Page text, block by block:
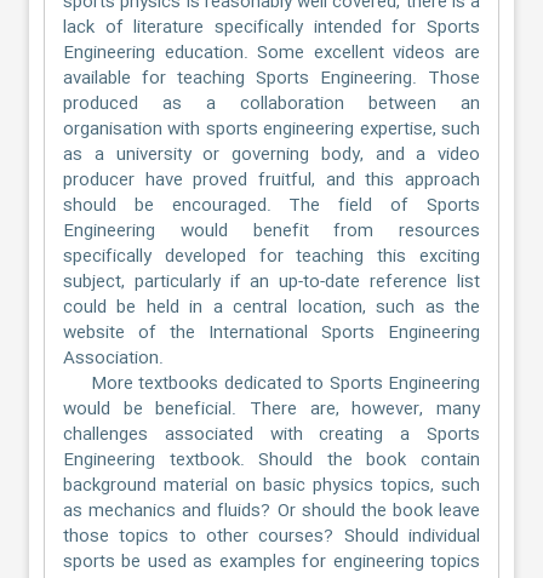
lack of literature specifically intended for Sports
Engineering education. Some excellent videos are
available for teaching Sports Engineering. Those
produced as a collaboration between an
organisation with sports engineering expertise, such
as a university or governing body, and a video
producer have proved fruitful, and this approach
should be encouraged. The field of Sports
Engineering would benefit from resources
specifically developed for teaching this exciting
subject, particularly if an up-to-date reference list
could be held in a central location, such as the
website of the International Sports Engineering
Association.
More textbooks dedicated to Sports Engineering
would be beneficial. There are, however, many
challenges associated with creating a Sports
Engineering textbook. Should the book contain
background material on basic physics topics, such
as mechanics and fluids? Or should the book leave
those topics to other courses? Should individual
sports be used as examples for engineering topics